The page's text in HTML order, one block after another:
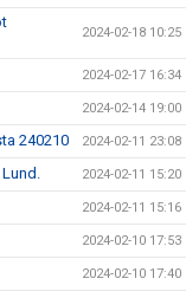
2024-02-18 10:25
2024-02-17 16:34
2024-02-14 19:00
240210 2024-02-11 23:08
2024-02-11 15:20
2024-02-11 15:16
2024-02-10 17:53
2024-02-10 17:40